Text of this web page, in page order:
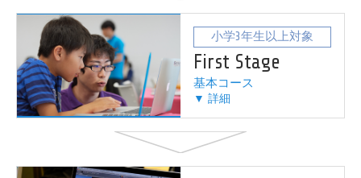
小学3年生以上対象
First Stage
基本コース
▼ 詳細